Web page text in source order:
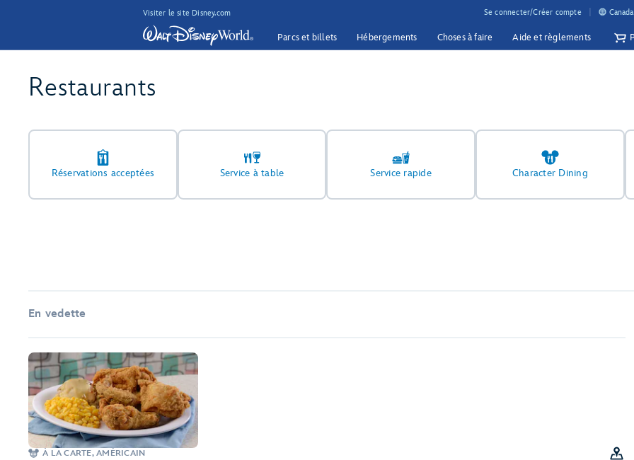
Visiter le site Disney.com Se connecter/Créer compte
Parcs et billets Hébergements Choses à faire Aide et règlements
Restaurants
Réservations acceptées Service à table Service rapide Character Dining
En vedette
À LA CARTE, AMÉRICAIN